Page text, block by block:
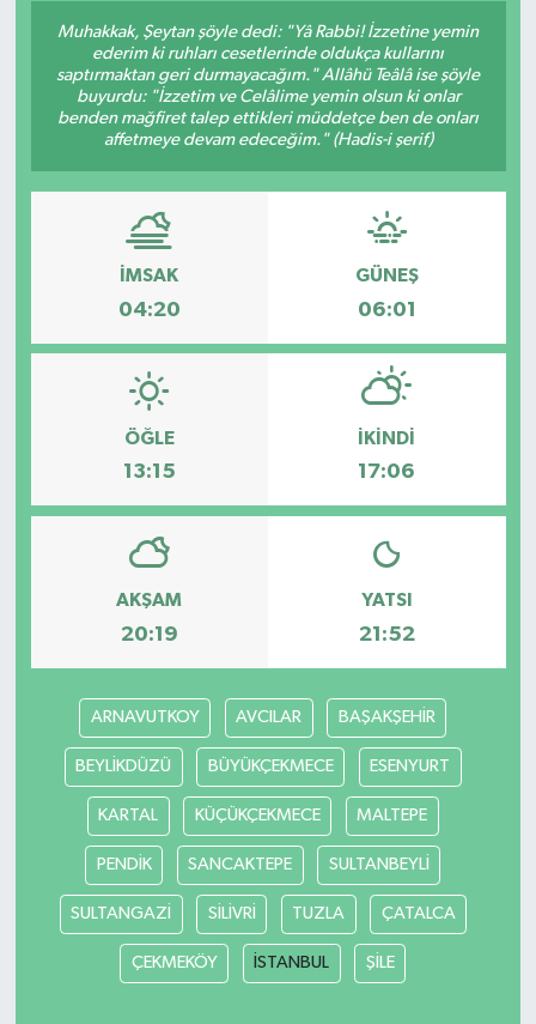
Muhakkak, Şeytan şöyle dedi: "Yâ Rabbi! İzzetine yemin
ederim ki ruhları cesetlerinde oldukça kullarını
saptırmaktan geri durmayacağım." Allâhü Teâlâ ise şöyle
buyurdu: "İzzetim ve Celâlime yemin olsun ki onlar
benden mağfiret talep ettikleri müddetçe ben de onları
affetmeye devam edeceğim." (Hadis-i şerif)
İMSAK
04:20
GÜNEŞ
06:01
ÖĞLE
13:15
İKINDI
17:06
AKŞAM
20:19
YATSI
21:52
ARNAVUTKOY AVCILAR BAŞAKŞEHİR
BEYLİKDÜZÜ BÜYÜKÇEKMECE ESENYURT
KARTAL KÜÇÜKÇEKMECE MALTEPE
PENDİK SANCAKTEPE SULTANBEYLİ
SULTANGAZİ SİLİVRİ TUZLA ÇATALCA
ÇEKMEKÖY İSTANBUL ŞİLE
Siyaset
Spor
Video Galeri
Yaşam